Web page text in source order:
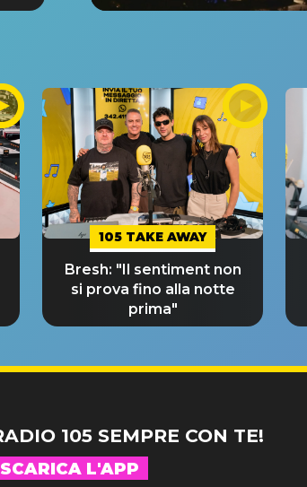
105 TAKE AWAY
Bresh: "Il sentiment non
si prova fino alla notte
prima"
105 SEMPRE CON TE!
SCARICA L'APP